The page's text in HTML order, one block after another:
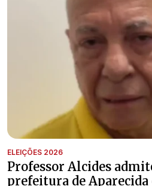
ELEIÇÕES 2026
Professor Alcides
prefeitura de Aparecida